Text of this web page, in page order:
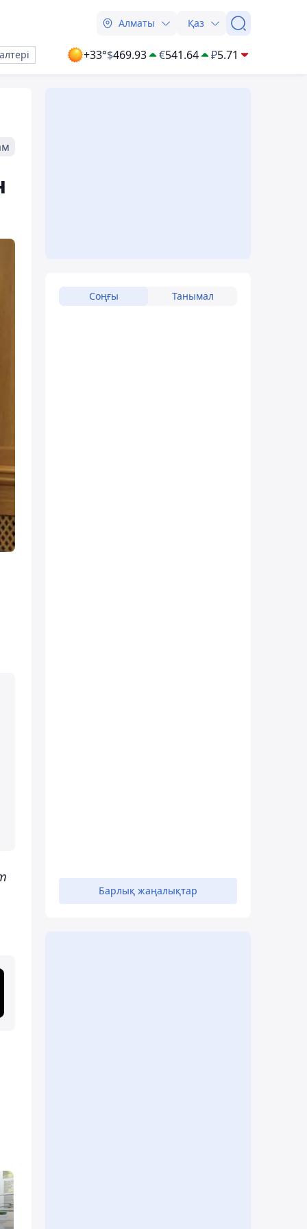
Алматы Қаз
+33°$469.93 €541.64 ₽5.71
Соңғы Танымал
Барлық жаңалықтар